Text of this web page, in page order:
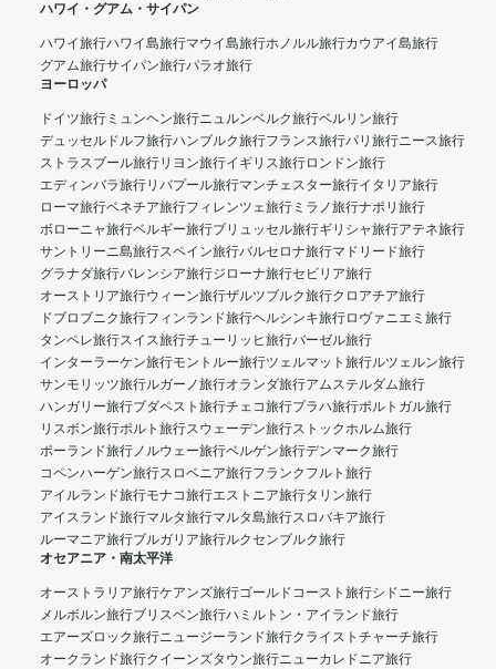
ハワイ・グアム・サイパン
ハワイ旅行ハワイ島旅行マウイ島旅行ホノルル旅行カウアイ島旅行
グアム旅行サイパン旅行パラオ旅行
ヨーロッパ
ドイツ旅行 ミュンヘン旅行ニュルンベルク旅行ベルリン旅行
デュッセルドルフ旅行ハンブルク旅行フランス旅行パリ旅行ニース旅行
ストラスブール旅行リヨン旅行イギリス旅行ロンドン旅行
エディンバラ旅行リバプール旅行マンチェスター旅行イタリア旅行
ローマ旅行ベネチア旅行フィレンツェ旅行 ミラノ旅行ナポリ旅行
ボローニャ旅行ベルギー旅行ブリュッセル旅行ギリシャ旅行アテネ旅行
サントリーニ島旅行スペイン旅行バルセロナ旅行マドリード旅行
グラナダ旅行バレンシア旅行ジローナ旅行セビリア旅行
オーストリア旅行ウィーン旅行ザルツブルク旅行クロアチア旅行
ドブロブニク旅行フィンランド旅行ヘルシンキ旅行ロヴァニエミ旅行
タンペレ旅行スイス旅行チューリッヒ旅行バーゼル旅行
インターラーケン旅行モントルー旅行ツェルマット旅行ルツェルン旅行
サンモリッツ旅行ルガーノ旅行オランダ旅行アムステルダム旅行
ハンガリー旅行ブダペスト旅行チェコ旅行プラハ旅行ポルトガル旅行
リスボン旅行ポルト旅行スウェーデン旅行ストックホルム旅行
ポーランド旅行ノルウェー旅行ベルゲン旅行デンマーク旅行
コペンハーゲン旅行スロベニア旅行フランクフルト旅行
アイルランド旅行モナコ旅行エストニア旅行タリン旅行
アイスランド旅行マルタ旅行マルタ島旅行スロバキア旅行
ルーマニア旅行ブルガリア旅行ルクセンブルク旅行
オセアニア・南太平洋
オーストラリア旅行ケアンズ旅行ゴールドコースト旅行シドニー旅行
メルボルン旅行ブリスベン旅行ハミルトン・アイランド旅行
エアーズロック旅行ニュージーランド旅行クライストチャーチ旅行
オークランド旅行クイーンズタウン旅行ニューカレドニア旅行